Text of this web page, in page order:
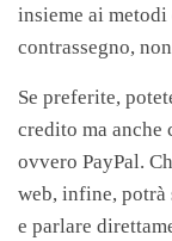
insieme ai
contrassegno,
Se preferite,
credito ma anche
ovvero PayPal.
web, infine,
e parlare